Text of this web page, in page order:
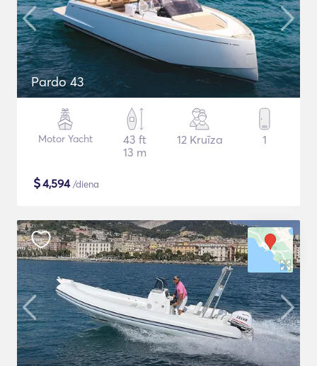
Pardo 43
Motor Yacht
43 ft
13 m
12 Kruīza 1
$4,594/diena